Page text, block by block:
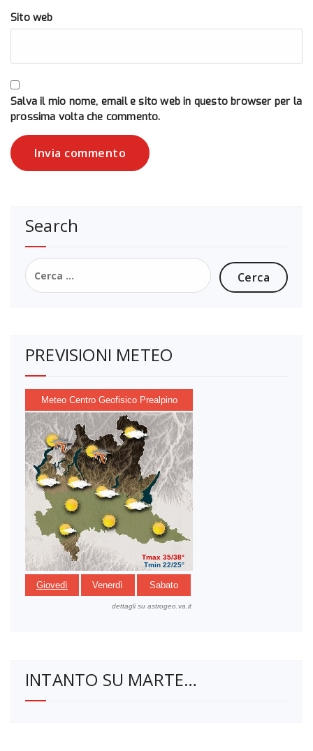
Sito web
Salva il mio nome, email e sito web in questo browser per la
prossima volta che commento.
Search
Ricerca
per:
PREVISIONI METEO
INTANTO SU MARTE…